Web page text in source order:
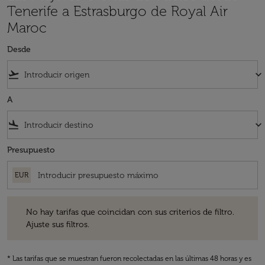
Tenerife a Estrasburgo de Royal Air
Maroc
Desde
flight_takeoff keyboard_arrow_down
A
flight_land keyboard_arrow_down
Presupuesto
EUR
No hay tarifas que coincidan con sus criterios de filtro.
Ajuste sus filtros.
* Las tarifas que se muestran fueron recolectadas en las últimas 48 horas y es